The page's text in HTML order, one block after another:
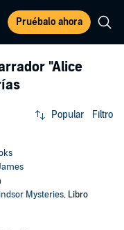
Pruébalo ahora
"Alice
Popular Filtro
Mysteries, Libro